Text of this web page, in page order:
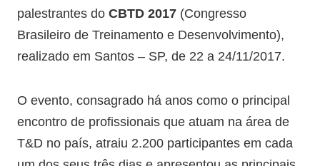
palestrantes do CBTD 2017 (Congresso
Brasileiro de Treinamento e Desenvolvimento),
realizado em Santos – SP, de 22 a 24/11/2017.
O evento, consagrado há anos como o principal
encontro de profissionais que atuam na área de
T&D no país, atraiu 2.200 participantes em cada